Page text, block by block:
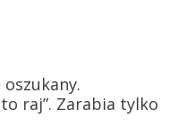
raj”. Zarabia tylko